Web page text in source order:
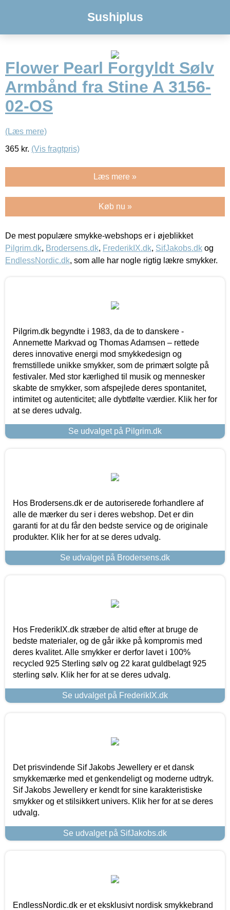
Sushiplus
Flower Pearl Forgyldt Sølv
Armbånd fra Stine A 3156-
02-OS
(Læs mere)
365 kr. (Vis fragtpris)
Læs mere »
Køb nu »
De mest populære smykke-webshops er i øjeblikket
Pilgrim.dk, Brodersens.dk, FrederikIX.dk, SifJakobs.dk og
EndlessNordic.dk, som alle har nogle rigtig lækre smykker.
Pilgrim.dk begyndte i 1983, da de to danskere -
Annemette Markvad og Thomas Adamsen – rettede
deres innovative energi mod smykkedesign og
fremstillede unikke smykker, som de primært solgte på
festivaler. Med stor kærlighed til musik og mennesker
skabte de smykker, som afspejlede deres spontanitet,
intimitet og autenticitet; alle dybtfølte værdier. Klik her for
at se deres udvalg.
Se udvalget på Pilgrim.dk
Hos Brodersens.dk er de autoriserede forhandlere af
alle de mærker du ser i deres webshop. Det er din
garanti for at du får den bedste service og de originale
produkter. Klik her for at se deres udvalg.
Se udvalget på Brodersens.dk
Hos FrederikIX.dk stræber de altid efter at bruge de
bedste materialer, og de går ikke på kompromis med
deres kvalitet. Alle smykker er derfor lavet i 100%
recycled 925 Sterling sølv og 22 karat guldbelagt 925
sterling sølv. Klik her for at se deres udvalg.
Se udvalget på FrederikIX.dk
Det prisvindende Sif Jakobs Jewellery er et dansk
smykkemærke med et genkendeligt og moderne udtryk.
Sif Jakobs Jewellery er kendt for sine karakteristiske
smykker og et stilsikkert univers. Klik her for at se deres
udvalg.
Se udvalget på SifJakobs.dk
EndlessNordic.dk er et eksklusivt nordisk smykkebrand